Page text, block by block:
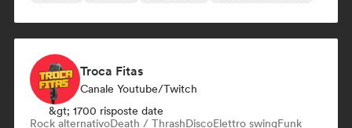
Troca Fitas
Canale Youtube/Twitch
&gt; 1700 risposte date
Rock alternativoDeath / ThrashDiscoElettro swingFunk